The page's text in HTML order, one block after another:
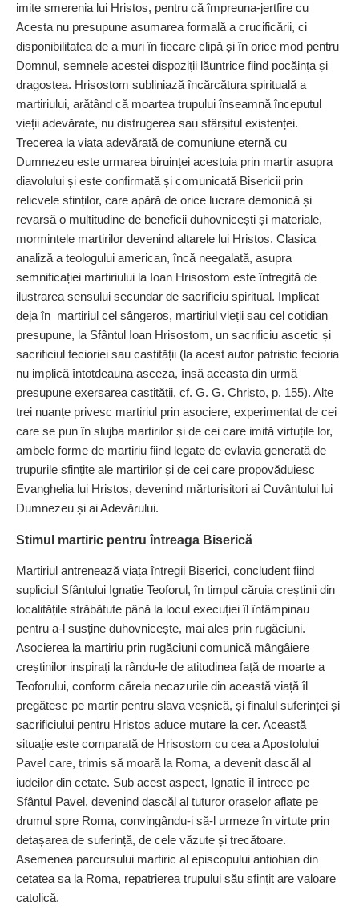
imite smerenia lui Hristos, pentru că împreuna‑jertfire cu
Acesta nu presupune asumarea formală a crucificării, ci
disponibilitatea de a muri în fiecare clipă și în orice mod pentru
Domnul, semnele acestei dispoziții lăuntrice fiind pocăința și
dragostea. Hrisostom subliniază încărcătura spirituală a
martiriului, arătând că moartea trupului înseamnă începutul
vieții adevărate, nu distrugerea sau sfârșitul existenței.
Trecerea la viața adevărată de comuniune eternă cu
Dumnezeu este urmarea biruinței acestuia prin martir asupra
diavolului și este confirmată și comunicată Bisericii prin
relicvele sfinților, care apără de orice lucrare demonică și
revarsă o multitudine de beneficii duhovnicești și materiale,
mormintele martirilor devenind altarele lui Hristos. Clasica
analiză a teologului american, încă neegalată, asupra
semnificației martiriului la Ioan Hrisostom este întregită de
ilustrarea sensului secundar de sacrificiu spiritual. Implicat
deja în martiriul cel sângeros, martiriul vieții sau cel cotidian
presupune, la Sfântul Ioan Hrisostom, un sacrificiu ascetic și
sacrificiul fecioriei sau castității (la acest autor patristic fecioria
nu implică întotdeauna asceza, însă aceasta din urmă
presupune exersarea castității, cf. G. G. Christo, p. 155). Alte
trei nuanțe privesc martiriul prin asociere, experimentat de cei
care se pun în slujba martirilor și de cei care imită virtuțile lor,
ambele forme de martiriu fiind legate de evlavia generată de
trupurile sfințite ale martirilor și de cei care propovăduiesc
Evanghelia lui Hristos, devenind mărturisitori ai Cuvântului lui
Dumnezeu și ai Adevărului.
Stimul martiric pentru întreaga Biserică
Martiriul antrenează viața întregii Biserici, concludent fiind
supliciul Sfântului Ignatie Teoforul, în timpul căruia creștinii din
localitățile străbătute până la locul execuției îl întâmpinau
pentru a‑l susține duhovnicește, mai ales prin rugăciuni.
Asocierea la martiriu prin rugăciuni comunică mângâiere
creștinilor inspirați la rându‑le de atitudinea față de moarte a
Teoforului, conform căreia necazurile din această viață îl
pregătesc pe martir pentru slava veșnică, și finalul suferinței și
sacrificiului pentru Hristos aduce mutare la cer. Această
situație este comparată de Hrisostom cu cea a Apostolului
Pavel care, trimis să moară la Roma, a devenit dascăl al
iudeilor din cetate. Sub acest aspect, Ignatie îl întrece pe
Sfântul Pavel, devenind dascăl al tuturor orașelor aflate pe
drumul spre Roma, convingându‑i să‑l urmeze în virtute prin
detașarea de suferință, de cele văzute și trecătoare.
Asemenea parcursului martiric al episcopului antiohian din
cetatea sa la Roma, repatrierea trupului său sfințit are valoare
catolică.